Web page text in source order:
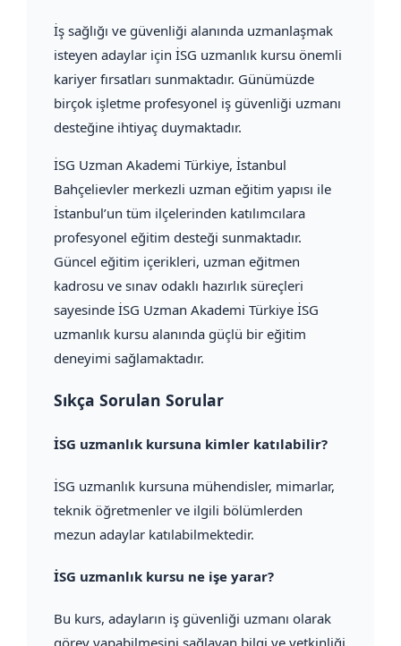
İş sağlığı ve güvenliği alanında uzmanlaşmak
isteyen adaylar için İSG uzmanlık kursu önemli
kariyer fırsatları sunmaktadır. Günümüzde
birçok işletme profesyonel iş güvenliği uzmanı
desteğine ihtiyaç duymaktadır.
İSG Uzman Akademi Türkiye, İstanbul
Bahçelievler merkezli uzman eğitim yapısı ile
İstanbul’un tüm ilçelerinden katılımcılara
profesyonel eğitim desteği sunmaktadır.
Güncel eğitim içerikleri, uzman eğitmen
kadrosu ve sınav odaklı hazırlık süreçleri
sayesinde İSG Uzman Akademi Türkiye İSG
uzmanlık kursu alanında güçlü bir eğitim
deneyimi sağlamaktadır.
Sıkça Sorulan Sorular
İSG uzmanlık kursuna kimler katılabilir?
İSG uzmanlık kursuna mühendisler, mimarlar,
teknik öğretmenler ve ilgili bölümlerden
mezun adaylar katılabilmektedir.
İSG uzmanlık kursu ne işe yarar?
Bu kurs, adayların iş güvenliği uzmanı olarak
görev yapabilmesini sağlayan bilgi ve yetkinliği